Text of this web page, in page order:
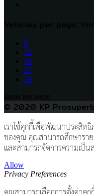
9
12
18
27
10
© 2020 KP
เราใช้คุกกี้เพื่อพัฒนาประสิท
ของคุณ คุณสามารถศึกษาราย
และสามารถจัดการความเป็น
Allow
Privacy Preferences
คุณสามารถเลือกการตั้งค่าคุ